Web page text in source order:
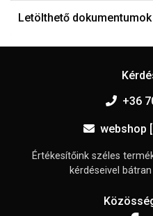
Letölthető dokumentumok
+36
webshop
Értékesítőink széles
kérdéseivel